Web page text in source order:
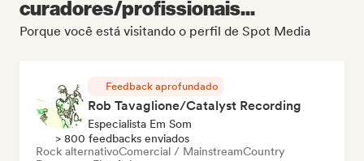
curadores/profissionais...
Porque você está visitando o perfil de Spot Media
Feedback aprofundado
Rob Tavaglione/Catalyst Recording
Especialista Em Som
> 800 feedbacks enviados
Rock alternativoComercial / MainstreamCountry